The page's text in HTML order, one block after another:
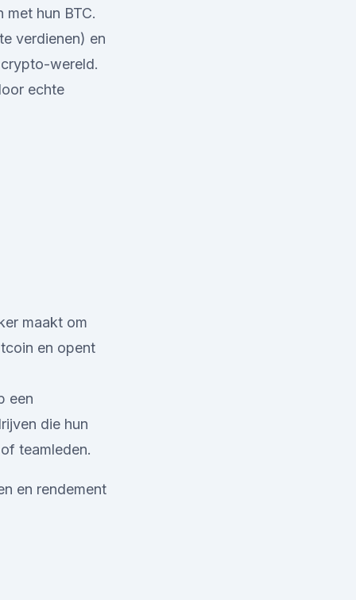
hun BTC.
verdienen) en
wereld.
echte
maakt om
en opent
een
die hun
teamleden.
en rendement